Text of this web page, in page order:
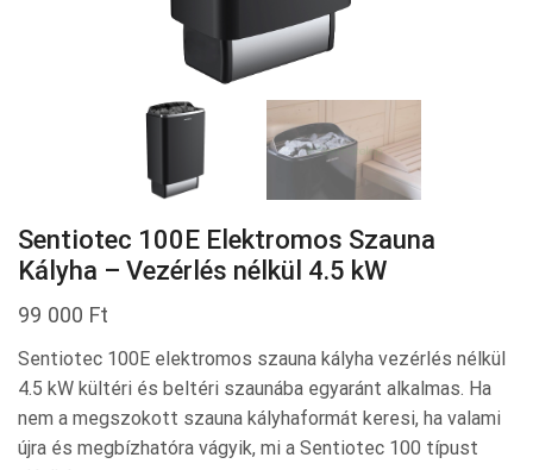
Sentiotec 100E Elektromos Szauna
Kályha – Vezérlés nélkül 4.5 kW
99 000 Ft
Sentiotec 100E elektromos szauna kályha vezérlés nélkül
4.5 kW kültéri és beltéri szaunába egyaránt alkalmas. Ha
nem a megszokott szauna kályhaformát keresi, ha valami
újra és megbízhatóra vágyik, mi a Sentiotec 100 típust